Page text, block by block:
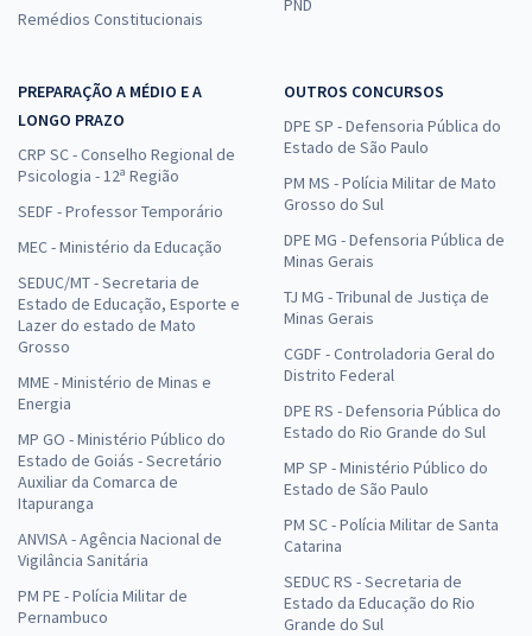
Remédios Constitucionais
PND
PREPARAÇÃO A MÉDIO E A
LONGO PRAZO
CRP SC - Conselho Regional de
Psicologia - 12ª Região
SEDF - Professor Temporário
MEC - Ministério da Educação
SEDUC/MT - Secretaria de
Estado de Educação, Esporte e
Lazer do estado de Mato
Grosso
MME - Ministério de Minas e
Energia
MP GO - Ministério Público do
Estado de Goiás - Secretário
Auxiliar da Comarca de
Itapuranga
ANVISA - Agência Nacional de
Vigilância Sanitária
PM PE - Polícia Militar de
Pernambuco
OUTROS CONCURSOS
DPE SP - Defensoria Pública do
Estado de São Paulo
PM MS - Polícia Militar de Mato
Grosso do Sul
DPE MG - Defensoria Pública de
Minas Gerais
TJ MG - Tribunal de Justiça de
Minas Gerais
CGDF - Controladoria Geral do
Distrito Federal
DPE RS - Defensoria Pública do
Estado do Rio Grande do Sul
MP SP - Ministério Público do
Estado de São Paulo
PM SC - Polícia Militar de Santa
Catarina
SEDUC RS - Secretaria de
Estado da Educação do Rio
Grande do Sul